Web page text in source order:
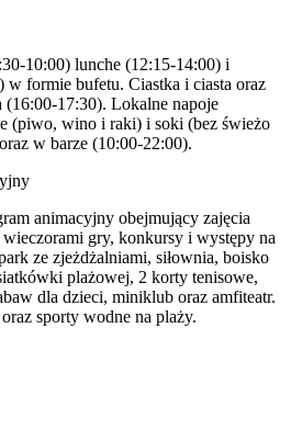
10:00) lunche (12:15-14:00) i
w formie bufetu. Ciastka i ciasta oraz
17:30). Lokalne napoje
(piwo, wino i raki) i soki (bez świeżo
w barze (10:00-22:00).
animacyjny obejmujący zajęcia
gry, konkursy i występy na
ze zjeżdżalniami, siłownia, boisko
plażowej, 2 korty tenisowe,
dla dzieci, miniklub oraz amfiteatr.
sporty wodne na plaży.